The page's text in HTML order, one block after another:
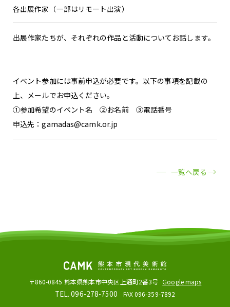
各出展作家（一部はリモート出演）
出展作家たちが、それぞれの作品と活動についてお話します。
イベント参加には事前申込が必要です。以下の事項を記載の
上、メールでお申込ください。
①参加希望のイベント名 ②お名前 ③電話番号
申込先：gamadas@camk.or.jp
一覧へ戻る
〒860-0845 熊本県熊本市中央区上通町2番3号 Google maps
TEL. 096-278-7500 FAX 096-359-7892